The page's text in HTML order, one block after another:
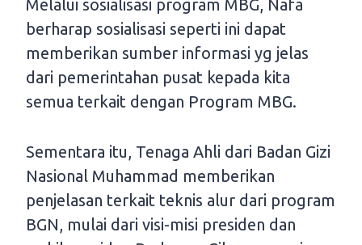
Melalui sosialisasi program MBG, Nafa
berharap sosialisasi seperti ini dapat
memberikan sumber informasi yg jelas
dari pemerintahan pusat kepada kita
semua terkait dengan Program MBG.
Sementara itu, Tenaga Ahli dari Badan Gizi
Nasional Muhammad memberikan
penjelasan terkait teknis alur dari program
BGN, mulai dari visi-misi presiden dan